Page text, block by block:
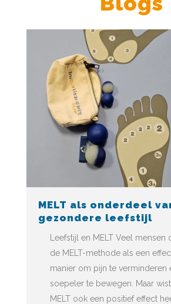
MELT als onderdeel
gezondere leefstijl
Leefstijl en MELT Veel mensen
de MELT-methode als een
manier om pijn te verminderen
soepeler te bewegen. Maar
MELT ook een positief effect